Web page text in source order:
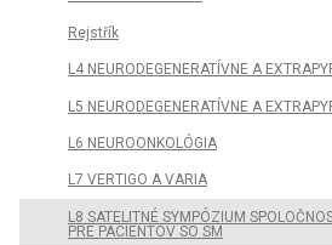
Rejstřík
L4 NEURODEGENERATÍVNE A
L5 NEURODEGENERATÍVNE A
L6 NEUROONKOLÓGIA
L7 VERTIGO A VARIA
L8 SATELITNÉ SYMPÓZIUM
PRE PACIENTOV SO SM